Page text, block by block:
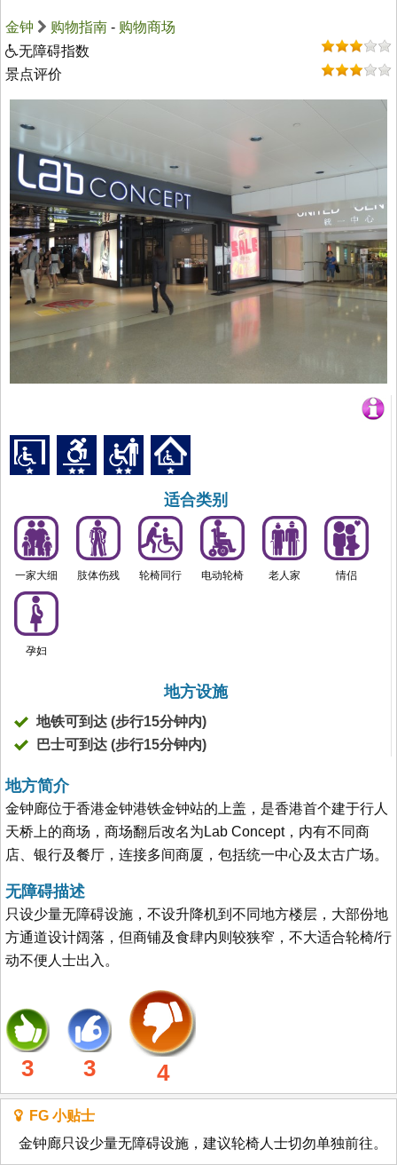
金钟 购物指南 - 购物商场
无障碍指数
景点评价
适合类别
一家大细 肢体伤残 轮椅同行 电动轮椅 老人家 情侣
孕妇
地方设施
地铁可到达 (步行15分钟内)
巴士可到达 (步行15分钟内)
地方简介
金钟廊位于香港金钟港铁金钟站的上盖，是香港首个建于行人
天桥上的商场，商场翻后改名为Lab Concept，内有不同商
店、银行及餐厅，连接多间商厦，包括统一中心及太古广场。
无障碍描述
只设少量无障碍设施，不设升降机到不同地方楼层，大部份地
方通道设计阔落，但商铺及食肆内则较狭窄，不大适合轮椅/行
动不便人士出入。
3 3 4
FG 小贴士
金钟廊只设少量无障碍设施，建议轮椅人士切勿单独前往。